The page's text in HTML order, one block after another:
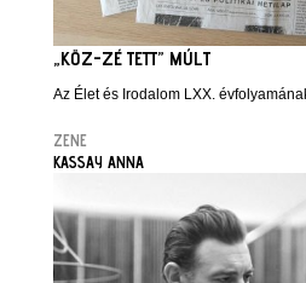
„KÖZ-ZÉ TETT” MÚLT
Az Élet és Irodalom LXX.
ZENE
KASSAY ANNA